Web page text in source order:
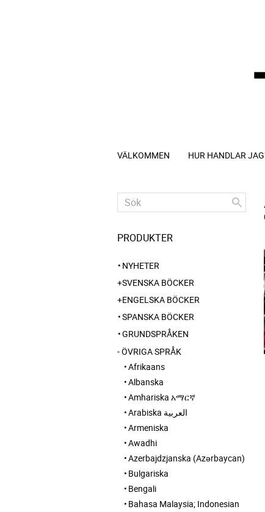
VÄLKOMMEN HUR HANDLAR
PRODUKTER
NYHETER
SVENSKA BÖCKER
ENGELSKA BÖCKER
SPANSKA BÖCKER
GRUNDSPRÅKEN
ÖVRIGA SPRÅK
Afrikaans
Albanska
Amhariska አማርኛ
Arabiska العربية
Armeniska
Awadhi
Azerbajdzjanska (Azərbaycan)
Bulgariska
Bengali
Bahasa Malaysia; Indonesian